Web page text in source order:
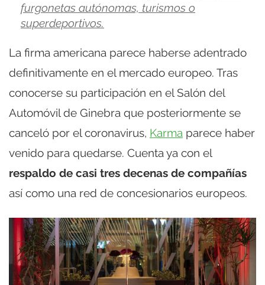
furgonetas autónomas, turismos o
superdeportivos.
La firma americana parece haberse adentrado
definitivamente en el mercado europeo. Tras
conocerse su participación en el Salón del
Automóvil de Ginebra que posteriormente se
canceló por el coronavirus, Karma parece haber
venido para quedarse. Cuenta ya con el
respaldo de casi tres decenas de compañías
así como una red de concesionarios europeos.